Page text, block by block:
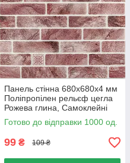
Панель стінна 680х680х4 мм
Поліпропілен рельєф цегла
Рожева глина, Самоклейні
панелі для стін
Готово до відправки 1000 од.
99 ₴ 109 ₴